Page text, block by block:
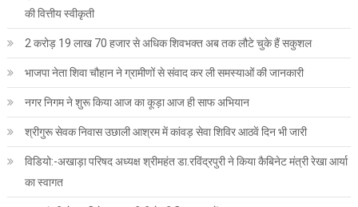
की वित्तीय स्वीकृती
2 करोड़ 19 लाख 70 हजार से अधिक शिवभक्त अब तक लौटे चुके हैं सकुशल
भाजपा नेता शिवा चौहान ने ग्रामीणों से संवाद कर ली समस्याओं की जानकारी
नगर निगम ने शुरू किया आज का कूड़ा आज ही साफ अभियान
श्रीगुरू सेवक निवास उछाली आश्रम में कांवड़ सेवा शिविर आठवें दिन भी जारी
विडियो:-अखाड़ा परिषद अध्यक्ष श्रीमहंत डा.रविंद्रपुरी ने किया कैबिनेट मंत्री रेखा आर्या
का स्वागत